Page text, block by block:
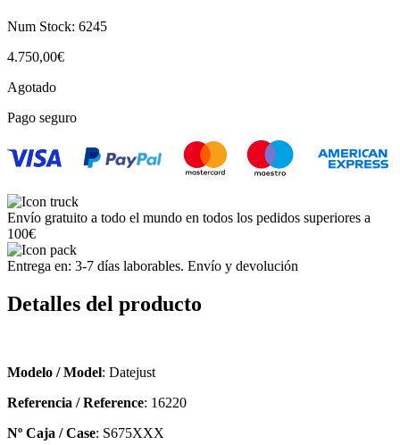
Num Stock: 6245
4.750,00€
Agotado
Pago seguro
Envío gratuito a todo el mundo en todos los pedidos superiores a
100€
Entrega en: 3-7 días laborables. Envío y devolución
Detalles del producto
Modelo / Model: Datejust
Referencia / Reference: 16220
Nº Caja / Case: S675XXX